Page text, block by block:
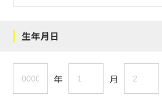
生年月日
年 月